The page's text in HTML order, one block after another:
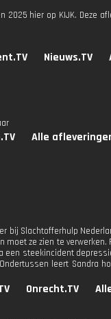
2025 hier op KIJK. Deze
Nieuws.TV
Alle
bij Slachtofferhulp
moet ze zien te
een steekincident
leert Sandra
Onrecht.TV